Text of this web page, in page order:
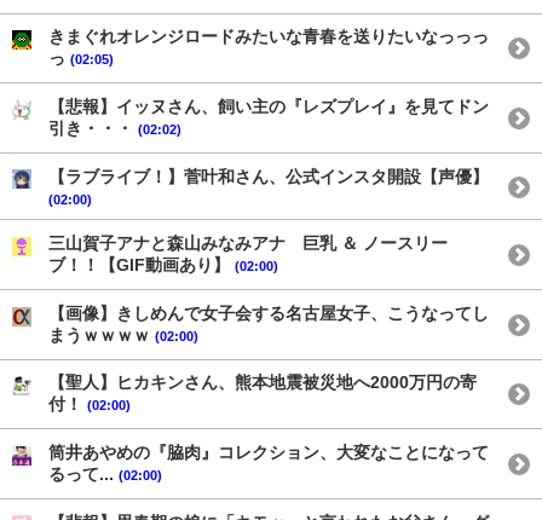
きまぐれオレンジロードみたいな青春を送りたいなっっっ
っ (02:05)
【悲報】イッヌさん、飼い主の『レズプレイ』を見てドン
引き・・・
(02:02)
【ラブライブ！】菅叶和さん、公式インスタ開設【声優】
(02:00)
三山賀子アナと森山みなみアナ 巨乳 ＆ ノースリー
ブ！！【GIF動画あり】
(02:00)
【画像】きしめんで女子会する名古屋女子、こうなってし
まうｗｗｗｗ (02:00)
【聖人】ヒカキンさん、熊本地震被災地へ2000万円の寄
付！
(02:00)
筒井あやめの『脇肉』コレクション、大変なことになって
るって... (02:00)